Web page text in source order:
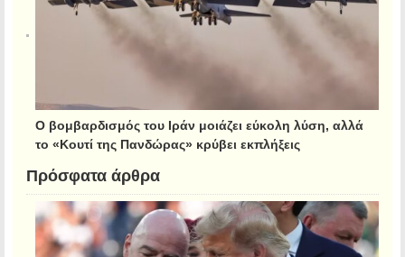
Ο βομβαρδισμός του Ιράν μοιάζει εύκολη λύση, αλλά
το «Κουτί της Πανδώρας» κρύβει εκπλήξεις
Πρόσφατα άρθρα